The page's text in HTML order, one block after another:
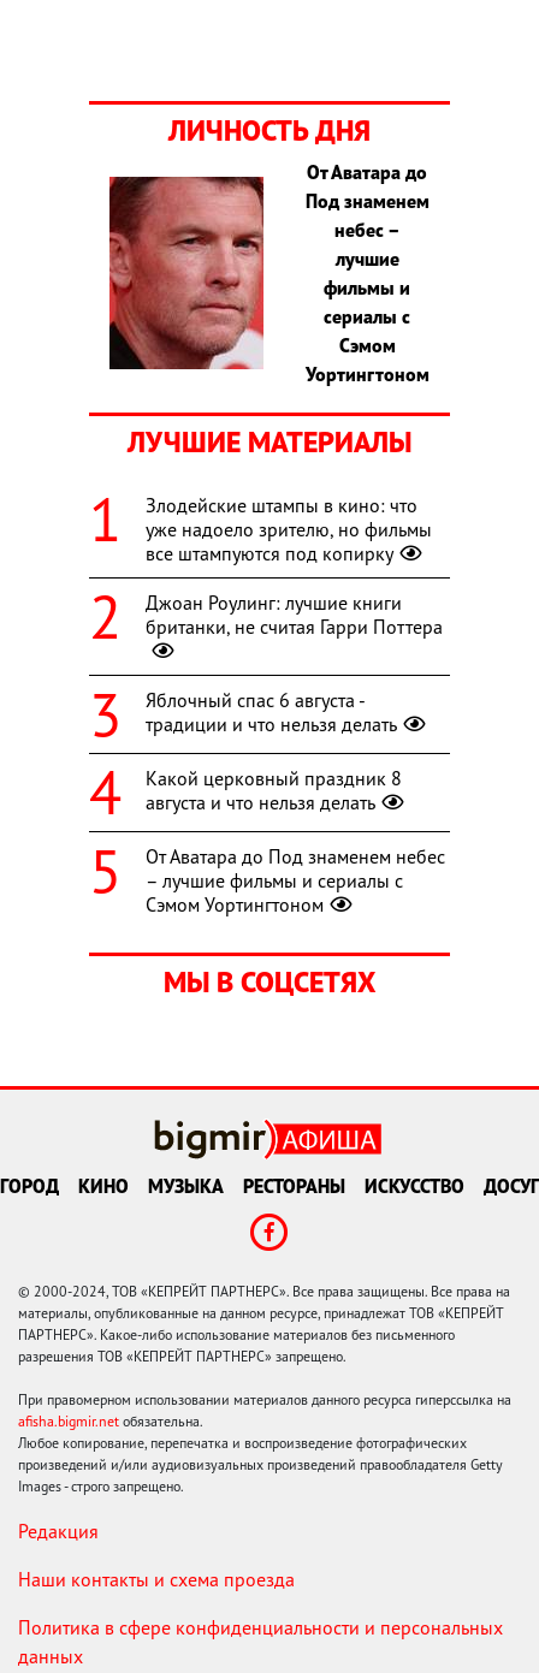
ЛИЧНОСТЬ ДНЯ
От Аватара до
Под знаменем
небес –
лучшие
фильмы и
сериалы с
Сэмом
Уортингтоном
ЛУЧШИЕ МАТЕРИАЛЫ
Злодейские штампы в кино: что
уже надоело зрителю, но фильмы
все штампуются под копирку
Джоан Роулинг: лучшие книги
британки, не считая Гарри Поттера
Яблочный спас 6 августа -
традиции и что нельзя делать
Какой церковный праздник 8
августа и что нельзя делать
От Аватара до Под знаменем небес
– лучшие фильмы и сериалы с
Сэмом Уортингтоном
МЫ В СОЦСЕТЯХ
ГОРОД КИНО МУЗЫКА РЕСТОРАНЫ ИСКУССТВО ДОСУГ
© 2000-2024, ТОВ «КЕПРЕЙТ ПАРТНЕРС». Все права защищены. Все права на
материалы, опубликованные на данном ресурсе, принадлежат ТОВ «КЕПРЕЙТ
ПАРТНЕРС». Какое-либо использование материалов без письменного
разрешения ТОВ «КЕПРЕЙТ ПАРТНЕРС» запрещено.
При правомерном использовании материалов данного ресурса гиперссылка на
afisha.bigmir.net обязательна.
Любое копирование, перепечатка и воспроизведение фотографических
произведений и/или аудиовизуальных произведений правообладателя Getty
Images - строго запрещено.
Редакция
Наши контакты и схема проезда
Политика в сфере конфиденциальности и персональных
данных